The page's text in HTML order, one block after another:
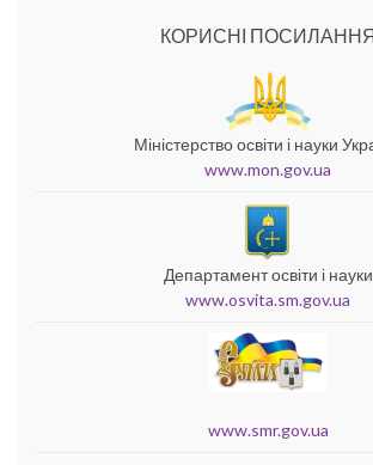
КОРИСНІ
Міністерство освіти і науки
www.mon.gov.ua
Департамент освіти і науки
www.osvita.sm.gov.ua
www.smr.gov.ua